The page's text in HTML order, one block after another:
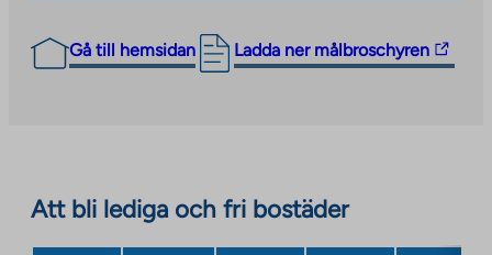
Gå till hemsidan Ladda ner målbroschyren
The
link
external
Att bli lediga och fri bostäder